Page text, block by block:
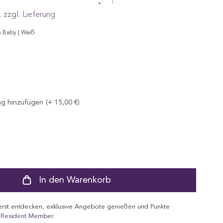
zzgl. Lieferung
Baby | Weiß
hinzufügen (+ 15,00 €)
In den Warenkorb
entdecken, exklusive Angebote genießen und Punkte
Member.